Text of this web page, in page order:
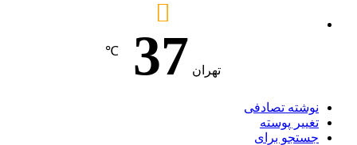
تهران 37
℃
نوشته تصادفی
تغییر پوسته
جستجو برای